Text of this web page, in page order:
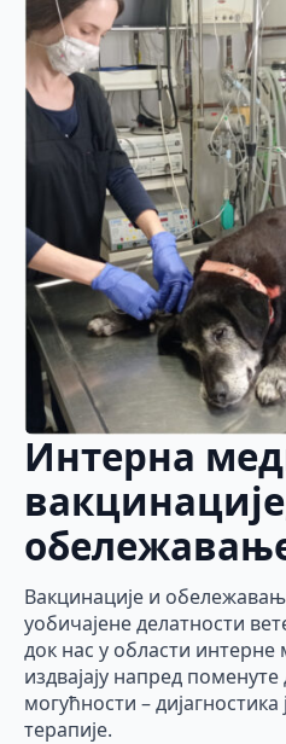
Интерна
Вакцинације и
уобичајене делатности
док нас у области
издвајају напред поменуте
могућности –
терапије.